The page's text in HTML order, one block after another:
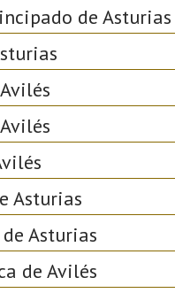
de Asturias
Avilés
Asturias
Asturias
de Avilés